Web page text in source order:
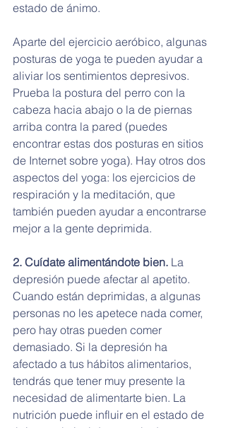
estado de ánimo.
Aparte del ejercicio aeróbico, algunas
posturas de yoga te pueden ayudar a
aliviar los sentimientos depresivos.
Prueba la postura del perro con la
cabeza hacia abajo o la de piernas
arriba contra la pared (puedes
encontrar estas dos posturas en sitios
de Internet sobre yoga). Hay otros dos
aspectos del yoga: los ejercicios de
respiración y la meditación, que
también pueden ayudar a encontrarse
mejor a la gente deprimida.
2. Cuídate alimentándote bien. La
depresión puede afectar al apetito.
Cuando están deprimidas, a algunas
personas no les apetece nada comer,
pero hay otras pueden comer
demasiado. Si la depresión ha
afectado a tus hábitos alimentarios,
tendrás que tener muy presente la
necesidad de alimentarte bien. La
nutrición puede influir en el estado de